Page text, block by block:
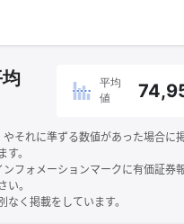
平均
値
それに準ずる数値があった場合に
。
フォメーションマークに有価証券
。
く掲載をしています。